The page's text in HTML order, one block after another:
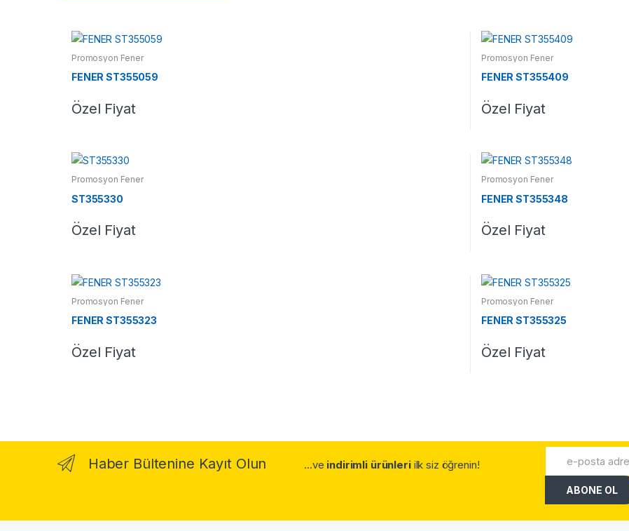
Promosyon Fener
FENER ST355059
Özel Fiyat
Promosyon Fener
FENER ST355409
Özel Fiyat
Promosyon Fener
ST355330
Özel Fiyat
Promosyon Fener
FENER ST355348
Özel Fiyat
Promosyon Fener
FENER ST355323
Özel Fiyat
Promosyon Fener
FENER ST355325
Özel Fiyat
Haber Bültenine Kayıt Olun ...ve indirimli ürünleriilk siz öğrenin!